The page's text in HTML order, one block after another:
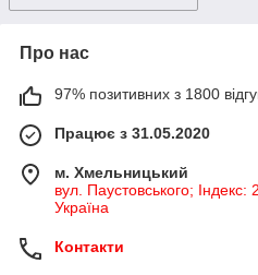
Про нас
97% позитивних з 1800
Працює з 31.05.2020
м. Хмельницький
вул. Паустовського;
Україна
Контакти